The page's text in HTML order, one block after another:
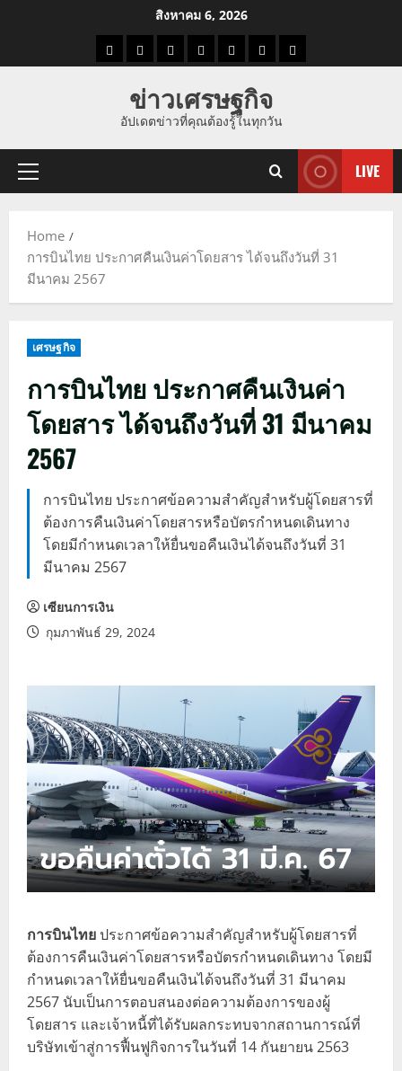
สิงหาคม 6, 2026
ราคาแนว
ราคา
ทอง
ข่าว
นี้
ข่าว
ดูด
ที่
ผู้ชาย
ข่าวเศรษฐกิจ
อัปเดตข่าวที่คุณต้องรู้ในทุกวัน
Primary
LIVE
Home
การบินไทย ประกาศคืนเงินค่าโดยสาร ได้จนถึงวันที่ 31
มีนาคม 2567
เศรษฐกิจ
การบินไทย ประกาศคืนเงินค่า
โดยสาร ได้จนถึงวันที่ 31 มีนาคม
2567
การบินไทย ประกาศข้อความสำคัญสำหรับผู้โดยสารที่
ต้องการคืนเงินค่าโดยสารหรือบัตรกำหนดเดินทาง
โดยมีกำหนดเวลาให้ยื่นขอคืนเงินได้จนถึงวันที่ 31
มีนาคม 2567
เซียนการเงิน
กุมภาพันธ์ 29, 2024
การบินไทยประกาศข้อความสำคัญสำหรับผู้โดยสารที่
ต้องการคืนเงินค่าโดยสารหรือบัตรกำหนดเดินทาง โดยมี
กำหนดเวลาให้ยื่นขอคืนเงินได้จนถึงวันที่ 31 มีนาคม
2567 นับเป็นการตอบสนองต่อความต้องการของผู้
โดยสาร และเจ้าหนี้ที่ได้รับผลกระทบจากสถานการณ์ที่
บริษัทเข้าสู่การฟื้นฟูกิจการในวันที่ 14 กันยายน 2563